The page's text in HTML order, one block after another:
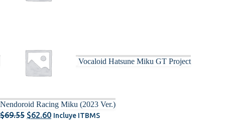
Vocaloid Hatsune Miku GT Project
Nendoroid Racing Miku (2023 Ver.)
$69.55 El
$62.60ElIncluye ITBMS